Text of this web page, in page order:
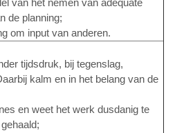
van het nemen van adequate
de planning;
om input van anderen.
tijdsdruk, bij tegenslag,
kalm en in het belang van de
en weet het werk dusdanig te